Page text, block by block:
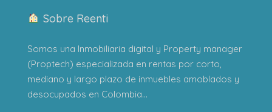
Sobre Reenti
Somos una Inmobiliaria digital y Property manager
(Proptech) especializada en rentas por corto,
mediano y largo plazo de inmuebles amoblados y
desocupados en Colombia...